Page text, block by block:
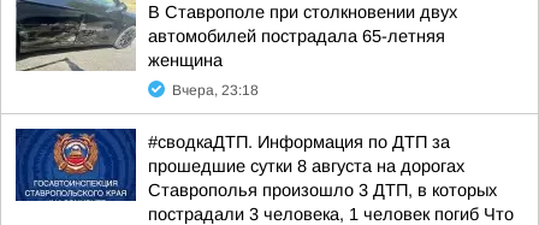
В Ставрополе при столкновении двух
автомобилей пострадала 65-летняя
женщина
Вчера, 23:18
#сводкаДТП. Информация по ДТП за
прошедшие сутки 8 августа на дорогах
Ставрополья произошло 3 ДТП, в которых
пострадали 3 человека, 1 человек погиб Что